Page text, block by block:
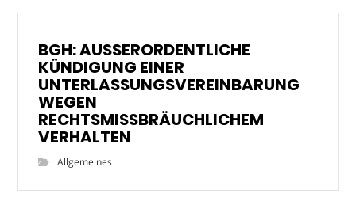
BGH: AUSSERORDENTLICHE
KÜNDIGUNG EINER
UNTERLASSUNGSVEREINBARUNG
WEGEN
RECHTSMISSBRÄUCHLICHEM
VERHALTEN
Allgemeines